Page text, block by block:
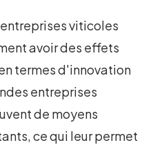
viticoles
avoir des effets
termes d'innovation
entreprises
de moyens
ce qui leur permet